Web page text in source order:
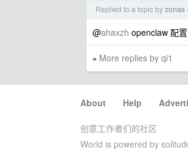
Replied to a topic byzonas ›
@ahaxzh openclaw 配
» More replies by qi1
About · Help ·
创意工作者们的社区
World is powered by